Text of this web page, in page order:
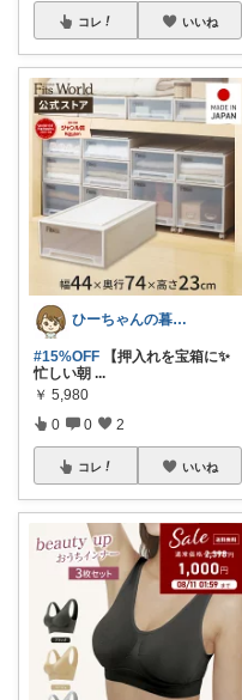
コレ いいね
ひーちゃんの暮らしと服ROOM🌷
#15%OFF 【押入れを宝箱に✨
忙しい朝 ...
￥ 5,980
0 0 2
コレ いいね